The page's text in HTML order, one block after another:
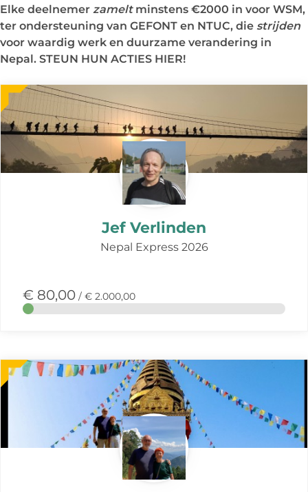
Elke deelnemer zameltminstens €2000 in voor WSM,
ter ondersteuning van GEFONT en NTUC, die strijden
voor waardig werk en duurzame verandering in
Nepal. STEUN HUN ACTIES HIER!
Jef Verlinden
Nepal Express 2026
€ 80,00 / € 2.000,00
Meer
over
deze
actie
Meer
over
deze